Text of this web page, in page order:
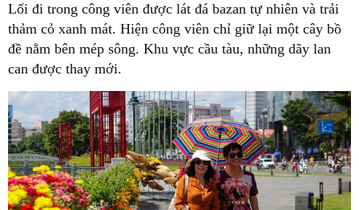
Lối đi trong công viên được lát đá bazan tự nhiên và trải
thảm cỏ xanh mát. Hiện công viên chỉ giữ lại một cây bồ
đề nằm bên mép sông. Khu vực cầu tàu, những dãy lan
can được thay mới.